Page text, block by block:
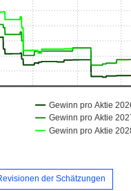
der Schätzungen